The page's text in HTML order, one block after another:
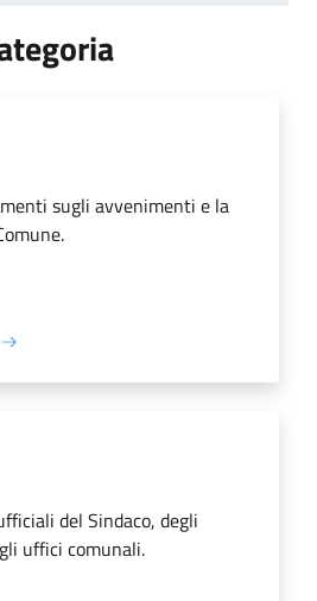
sugli avvenimenti e la
del Sindaco, degli
uffici comunali.